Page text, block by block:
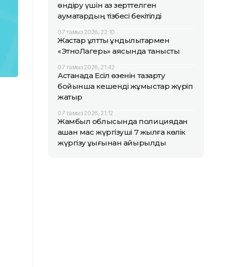
өндіру үшін аз зерттелген
аумақтардың тізбесі бекітілді
07 тамыз 2026, 22:10
Жастар ұлттық құндылықтармен
«ЭтноЛагерь» аясында танысты
07 тамыз 2026, 21:42
Астанада Есіл өзенін тазарту
бойынша кешенді жұмыстар жүріп
жатыр
07 тамыз 2026, 21:12
Жамбыл облысында полициядан
қашқан мас жүргізуші 7 жылға көлік
жүргізу құқығынан айырылды